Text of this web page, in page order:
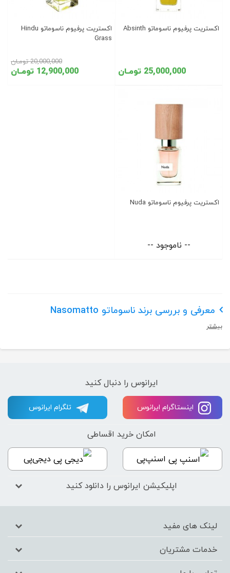
اکستریت پرفیوم ناسوماتو Absinth
25,000,000 تومـان
اکستریت پرفیوم ناسوماتو Hindu
Grass
12,900,000 تومـان
20,000,000 تومـان
اکستریت پرفیوم ناسوماتو Nuda
-- ناموجود --
معرفی و بررسی برند ناسوماتو Nasomatto
بیشتر
ایرانوس را دنبال کنید
تلگرام ایرانوس اینستاگرام ایرانوس
امکان خرید اقساطی
اسنپ‌پی دیجی‌پی
اپلیکیشن ایرانوس را دانلود کنید
لینک های مفید
خدمات مشتریان